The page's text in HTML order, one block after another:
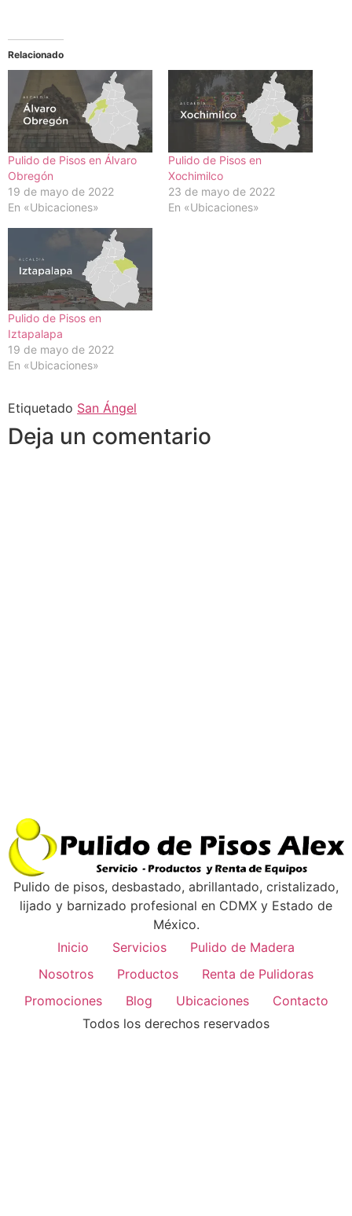
Relacionado
Pulido de Pisos en Álvaro
Obregón
19 de mayo de 2022
En «Ubicaciones»
Pulido de Pisos en
Xochimilco
23 de mayo de 2022
En «Ubicaciones»
Pulido de Pisos en
Iztapalapa
19 de mayo de 2022
En «Ubicaciones»
Etiquetado San Ángel
Deja un comentario
Pulido de pisos, desbastado, abrillantado, cristalizado,
lijado y barnizado profesional en CDMX y Estado de
México.
Inicio
Servicios
Pulido de Madera
Nosotros
Productos
Renta de Pulidoras
Promociones
Blog Ubicaciones
Contacto
Todos los derechos reservados